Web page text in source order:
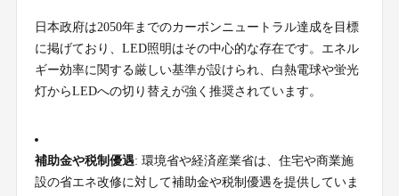
日本政府は2050年までのカーボンニュートラル達成を目標
に掲げており、LED照明はその中心的な存在です。エネル
ギー効率に関する厳しい基準が設けられ、白熱電球や蛍光
灯からLEDへの切り替えが強く推奨されています。
補助金や税制優遇: 環境省や経済産業省は、住宅や商業施
設の省エネ改修に対して補助金や税制優遇を提供していま